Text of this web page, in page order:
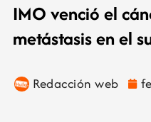
IMO venció el
metástasis en el
Redacción web